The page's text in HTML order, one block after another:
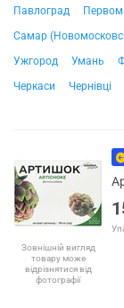
Павлоград
Самар
Ужгород
Умань
Черкаси
Чернівці
Зовнішній вигляд
товару може
відрізнятися від
фотографії